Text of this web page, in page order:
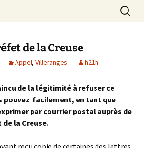
Stop Mines
de la Creuse
Appel, Villeranges h21h
de la légitimité à refuser ce
pouvez facilement, en tant que
par courrier postal auprès de
la Creuse.
reçu copie de certaines des lettres